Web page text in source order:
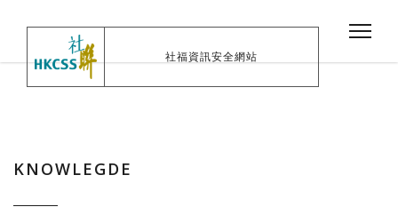
社福資訊安全網站
KNOWLEGDE